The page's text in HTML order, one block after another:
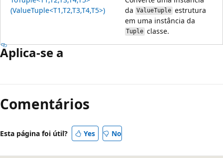
(ValueTuple<T1,T2,T3,T4,T5>)
da ValueTuple estrutura
em uma instância da
Tupleclasse.
Aplica-se a
Comentários
Esta página foi útil? Yes No